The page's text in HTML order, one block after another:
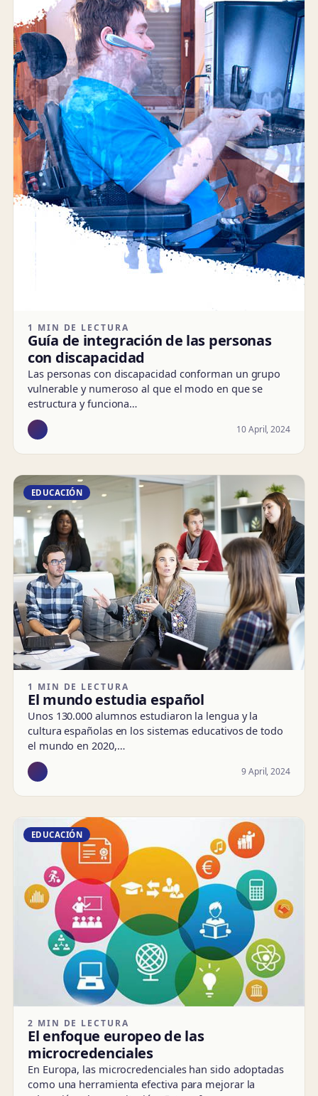
1 MIN DE LECTURA
Guía de integración de las personas
con discapacidad
Las personas con discapacidad conforman un grupo
vulnerable y numeroso al que el modo en que se
estructura y funciona…
10 April, 2024
EDUCACIÓN
1 MIN DE LECTURA
El mundo estudia español
Unos 130.000 alumnos estudiaron la lengua y la
cultura españolas en los sistemas educativos de todo
el mundo en 2020,…
9 April, 2024
EDUCACIÓN
2 MIN DE LECTURA
El enfoque europeo de las
microcredenciales
En Europa, las microcredenciales han sido adoptadas
como una herramienta efectiva para mejorar la